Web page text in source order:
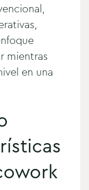
mientras
en una